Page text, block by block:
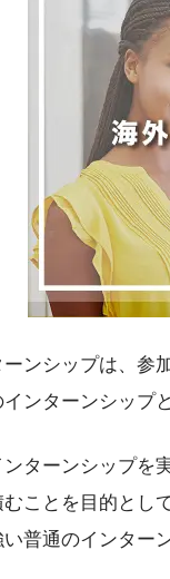
ンシップは、参
ンターンシップ
ンターンシップを
ことを目的とし
普通のインター